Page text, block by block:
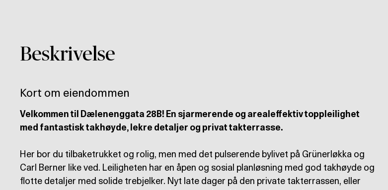
Beskrivelse
Kort om eiendommen
Velkommen til Dælenenggata 28B! En sjarmerende og arealeffektiv toppleilighet
med fantastisk takhøyde, lekre detaljer og privat takterrasse.
Her bor du tilbaketrukket og rolig, men med det pulserende bylivet på Grünerløkka og
Carl Berner like ved. Leiligheten har en åpen og sosial planløsning med god takhøyde og
flotte detaljer med solide trebjelker. Nyt late dager på den private takterrassen, eller